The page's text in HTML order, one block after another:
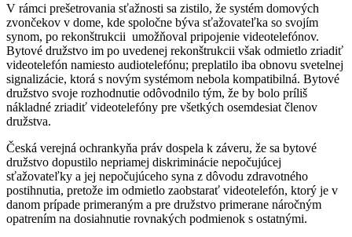
V rámci prešetrovania sťažnosti sa zistilo, že systém domových
zvončekov v dome, kde spoločne býva sťažovateľka so svojím
synom, po rekonštrukcii umožňoval pripojenie videotelefónov.
Bytové družstvo im po uvedenej rekonštrukcii však odmietlo zriadiť
videotelefón namiesto audiotelefónu; preplatilo iba obnovu svetelnej
signalizácie, ktorá s novým systémom nebola kompatibilná. Bytové
družstvo svoje rozhodnutie odôvodnilo tým, že by bolo príliš
nákladné zriadiť videotelefóny pre všetkých osemdesiat členov
družstva.
Česká verejná ochrankyňa práv dospela k záveru, že sa bytové
družstvo dopustilo nepriamej diskriminácie nepočujúcej
sťažovateľky a jej nepočujúceho syna z dôvodu zdravotného
postihnutia, pretože im odmietlo zaobstarať videotelefón, ktorý je v
danom prípade primeraným a pre družstvo primerane náročným
opatrením na dosiahnutie rovnakých podmienok s ostatnými.